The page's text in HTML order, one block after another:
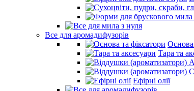
Все для аромадифузорів
Основа
Тара та
Ефірні олії